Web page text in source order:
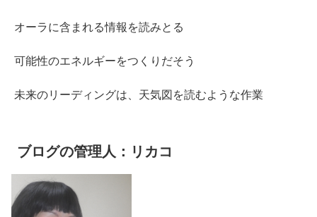
オーラに含まれる情報を読みとる
可能性のエネルギーをつくりだそう
未来のリーディングは、天気図を読むような作業
ブログの管理人：リカコ